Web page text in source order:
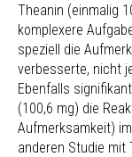
Theanin (einmalig
komplexere
speziell die
verbesserte, nicht
Ebenfalls
(100,6 mg) die
Aufmerksamkeit)
anderen Studie mit